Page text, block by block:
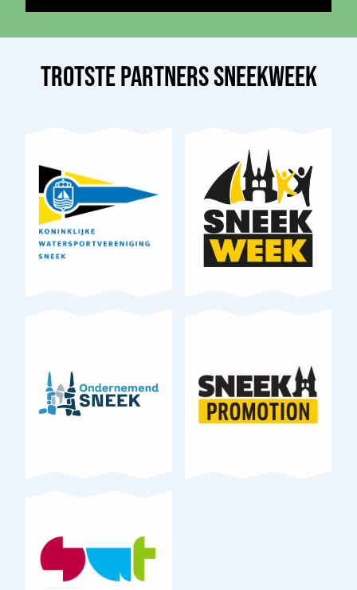
TROTSTE PARTNERSSNEEKWEEK